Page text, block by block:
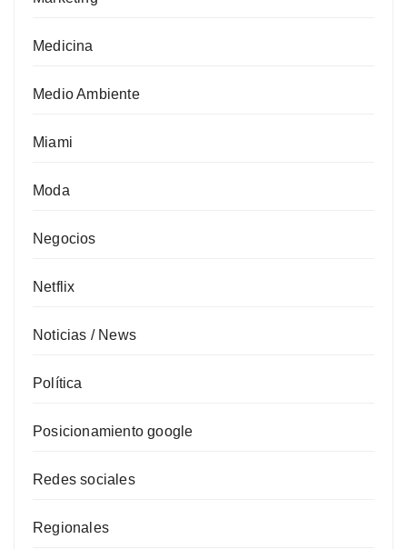
Medicina
Medio Ambiente
Miami
Moda
Negocios
Netflix
Noticias / News
Política
Posicionamiento google
Redes sociales
Regionales